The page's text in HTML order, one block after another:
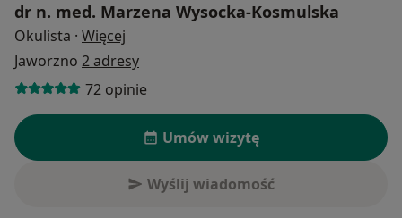
dr n. med. Marzena Wysocka-Kosmulska
Okulista · Więcej
Jaworzno 2 adresy
72 opinie
Umów wizytę
Wyślij wiadomość